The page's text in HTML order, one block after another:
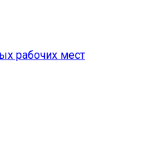
рабочих мест